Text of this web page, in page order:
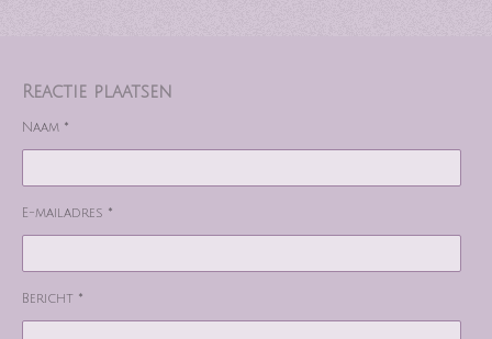
Reactie plaatsen
Naam *
E-mailadres *
Bericht *